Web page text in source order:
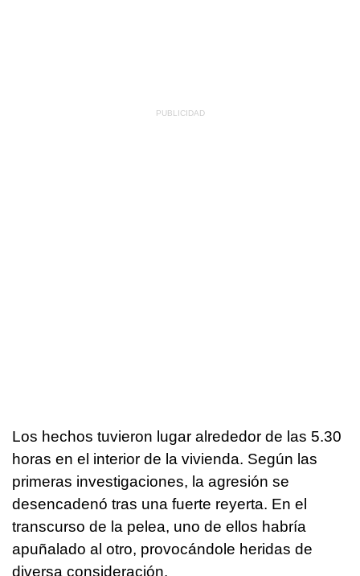
Los hechos tuvieron lugar alrededor de las 5.30
horas en el interior de la vivienda. Según las
primeras investigaciones, la agresión se
desencadenó tras una fuerte reyerta. En el
transcurso de la pelea, uno de ellos habría
apuñalado al otro, provocándole heridas de
diversa consideración.